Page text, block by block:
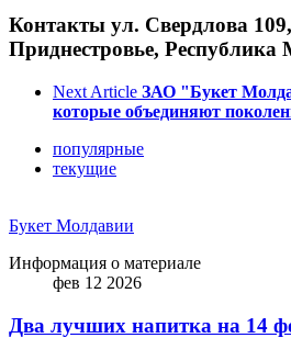
Контакты ул. Свердлова
Приднестровье, Республика
Next Article ЗАО "Букет
которые объединяют
популярные
текущие
Букет Молдавии
Информация о материале
фев 12 2026
Два лучших напитка на 14